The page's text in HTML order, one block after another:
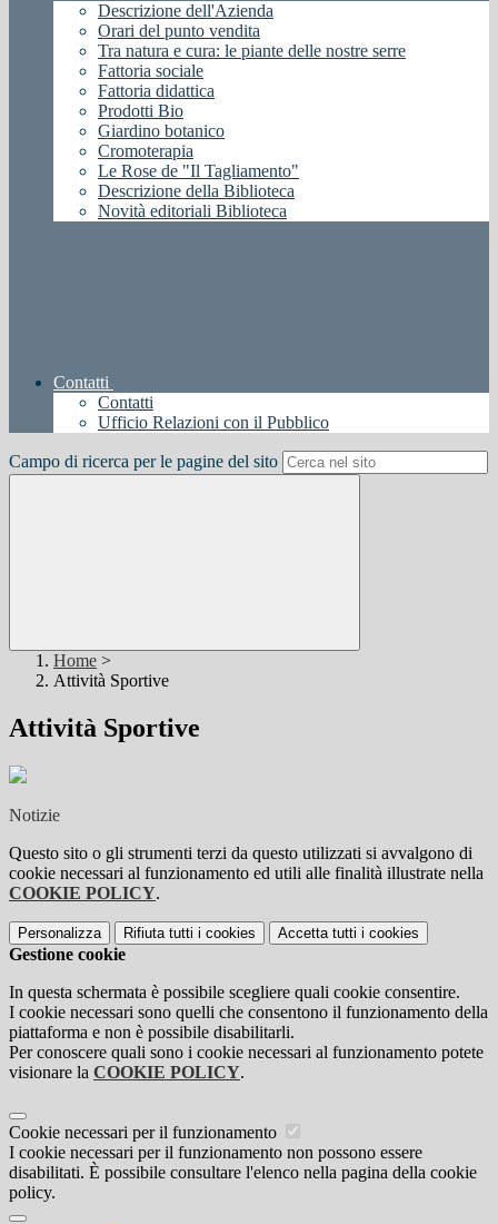
Descrizione dell'Azienda
Orari del punto vendita
Tra natura e cura: le piante delle nostre serre
Fattoria sociale
Fattoria didattica
Prodotti Bio
Giardino botanico
Cromoterapia
Le Rose de "Il Tagliamento"
Descrizione della Biblioteca
Novità editoriali Biblioteca
Contatti
Contatti
Ufficio Relazioni con il Pubblico
Campo di ricerca per le pagine del sito
Home >
Attività Sportive
Attività Sportive
Notizie
Questo sito o gli strumenti terzi da questo utilizzati si avvalgono di
cookie necessari al funzionamento ed utili alle finalità illustrate nella
COOKIE POLICY.
Personalizza Rifiuta tutti i cookies Accetta tutti i cookies
Gestione cookie
In questa schermata è possibile scegliere quali cookie consentire.
I cookie necessari sono quelli che consentono il funzionamento della
piattaforma e non è possibile disabilitarli.
Per conoscere quali sono i cookie necessari al funzionamento potete
visionare la COOKIE POLICY.
Cookie necessari per il funzionamento
I cookie necessari per il funzionamento non possono essere
disabilitati. È possibile consultare l'elenco nella pagina della cookie
policy.